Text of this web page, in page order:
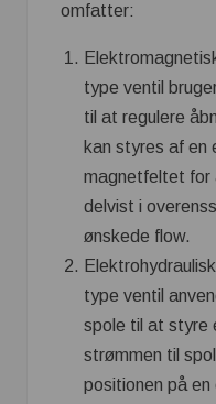
omfatter:
type ventil
til at regulere
kan styres af en
magnetfeltet for
delvist i
ønskede flow.
type ventil
spole til at styre
strømmen til
positionen på en